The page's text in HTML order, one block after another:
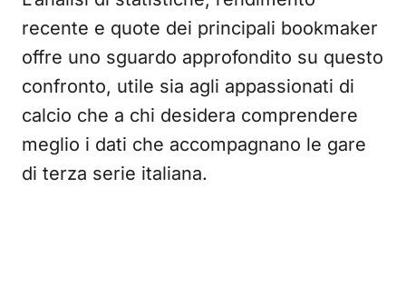
recente e quote dei principali bookmaker
offre uno sguardo approfondito su questo
confronto, utile sia agli appassionati di
calcio che a chi desidera comprendere
meglio i dati che accompagnano le gare
di terza serie italiana.